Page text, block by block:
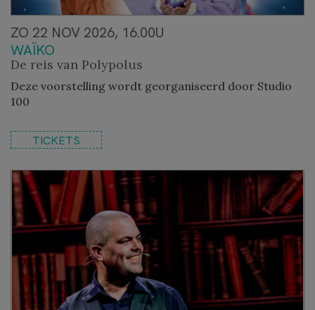
ZO 22 NOV 2026, 16.00U
WAÏKO
De reis van Polypolus
Deze voorstelling wordt georganiseerd door Studio
100
TICKETS